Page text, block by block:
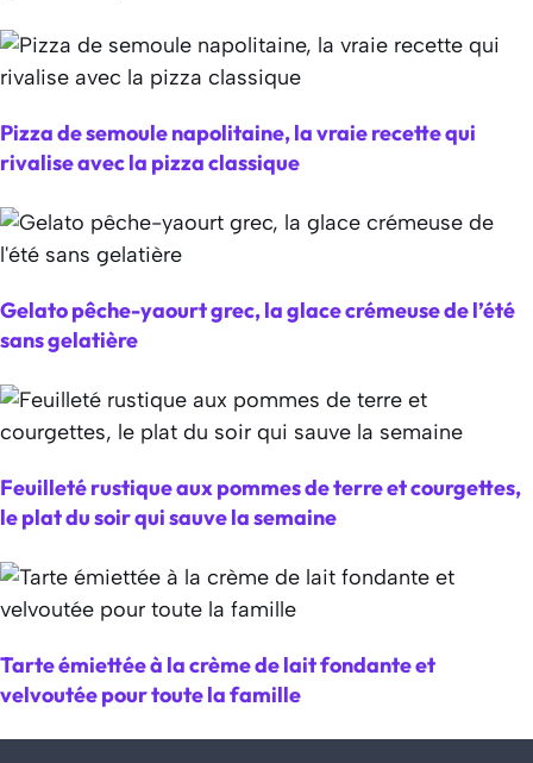
Pizza de semoule napolitaine, la vraie recette qui
rivalise avec la pizza classique
Gelato pêche-yaourt grec, la glace crémeuse de l’été
sans gelatière
Feuilleté rustique aux pommes de terre et courgettes,
le plat du soir qui sauve la semaine
Tarte émiettée à la crème de lait fondante et
velvoutée pour toute la famille